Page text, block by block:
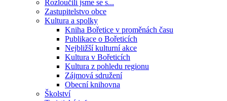
Rozloučili jsme se s...
Zastupitelstvo obce
Kultura a spolky
Kniha Bořetice v proměnách času
Publikace o Bořeticích
Nejbližší kulturní akce
Kultura v Bořeticích
Kultura z pohledu regionu
Zájmová sdružení
Obecní knihovna
Školství